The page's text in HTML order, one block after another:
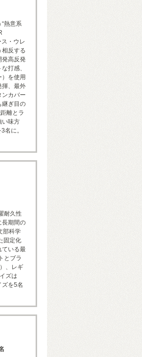
熱意系
・ウレ
相反する
発高反発
打感、
）を使用
揮、最外
ンカバー
継ぎ目の
離とラ
い味方
名に。
耐久性
長期間の
部科学
固定化
ている最
とブラ
、レギ
ズは
を5名